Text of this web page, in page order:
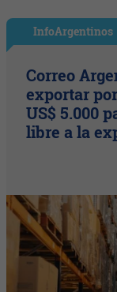
InfoArgentinos
Correo
exportar
US$ 5.000
libre a la